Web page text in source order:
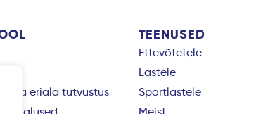
eriala tutvustus
TEENUSED
Ettevõtetele
Lastele
Sportlastele